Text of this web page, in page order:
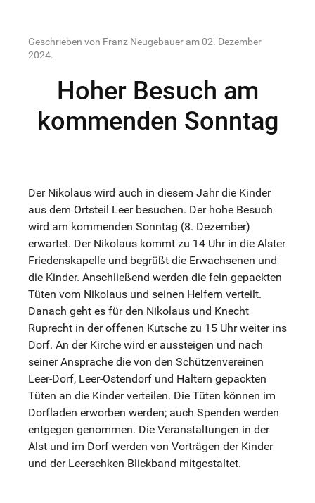
Geschrieben von Franz Neugebauer am02. Dezember
2024.
Hoher Besuch am
kommenden Sonntag
Der Nikolaus wird auch in diesem Jahr die Kinder
aus dem Ortsteil Leer besuchen. Der hohe Besuch
wird am kommenden Sonntag (8. Dezember)
erwartet. Der Nikolaus kommt zu 14 Uhr in die Alster
Friedenskapelle und begrüßt die Erwachsenen und
die Kinder. Anschließend werden die fein gepackten
Tüten vom Nikolaus und seinen Helfern verteilt.
Danach geht es für den Nikolaus und Knecht
Ruprecht in der offenen Kutsche zu 15 Uhr weiter ins
Dorf. An der Kirche wird er aussteigen und nach
seiner Ansprache die von den Schützenvereinen
Leer-Dorf, Leer-Ostendorf und Haltern gepackten
Tüten an die Kinder verteilen. Die Tüten können im
Dorfladen erworben werden; auch Spenden werden
entgegen genommen. Die Veranstaltungen in der
Alst und im Dorf werden von Vorträgen der Kinder
und der Leerschken Blickband mitgestaltet.